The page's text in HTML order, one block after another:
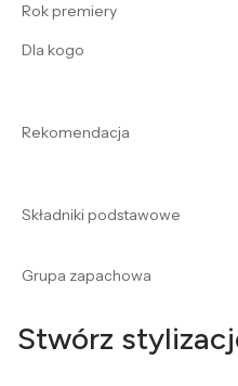
Rok premiery
Dla kogo
Rekomendacja
Składniki podstawowe
Grupa zapachowa
Stwórz